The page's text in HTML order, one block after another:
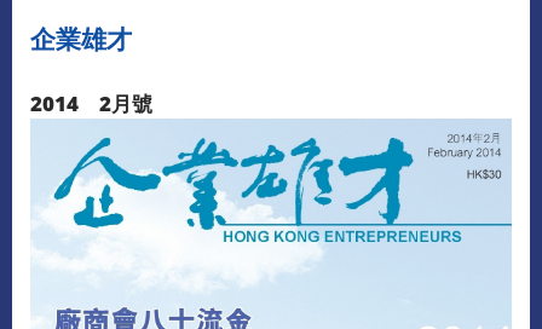
企業雄才
2014 2月號